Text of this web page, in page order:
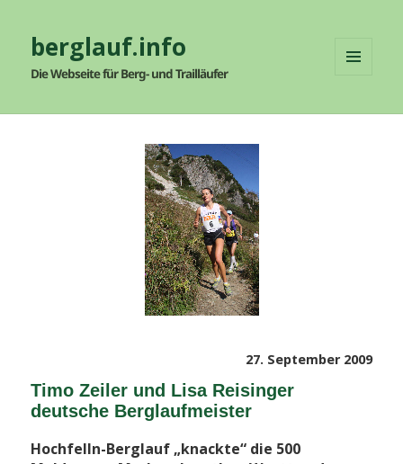
berglauf.info
Die Webseite für Berg- und Trailläufer
WIDGETS
Veröffentlicht
27. September 2009
Timo Zeiler und Lisa Reisinger
deutsche Berglaufmeister
Hochfelln-Berglauf „knackte“ die 500